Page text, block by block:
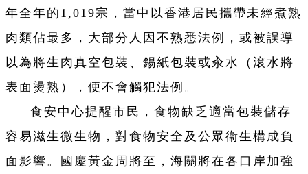
年全年的1,019宗，當中以香港居民攜帶未經煮熟
肉類佔最多，大部分人因不熟悉法例，或被誤導
以為將生肉真空包裝、錫紙包裝或汆水（滾水將
表面燙熟），便不會觸犯法例。
食安中心提醒市民，食物缺乏適當包裝儲存
容易滋生微生物，對食物安全及公眾衞生構成負
面影響。國慶黃金周將至，海關將在各口岸加強